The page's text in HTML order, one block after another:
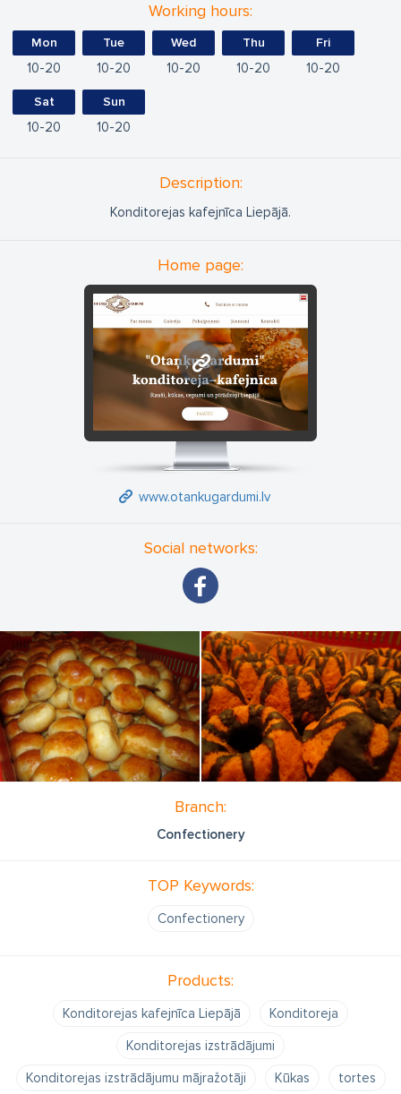
Working hours:
Mon
10 20
Tue
10 20
Wed
10 20
Thu
10 20
Fri
10 20
Sat
10 20
Sun
10 20
Description:
Konditorejas kafejnīca Liepājā.
Home page:
www.otankugardumi.lv
www.otankugardumi.lv
Social networks:
Branch:
Confectionery
TOP Keywords:
Confectionery
Products:
Konditorejas kafejnīca Liepājā
Konditoreja
Konditorejas izstrādājumi
Konditorejas izstrādājumu mājražotāji
Kūkas tortes